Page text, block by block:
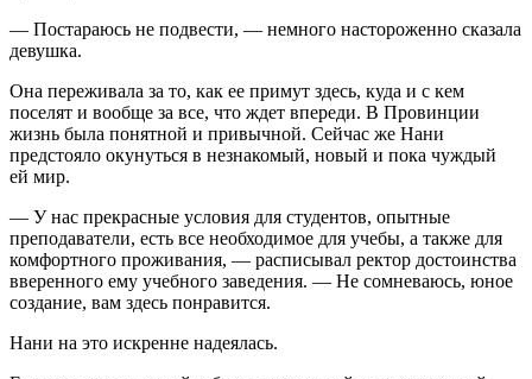
— Постараюсь не подвести, — немного настороженно сказала
девушка.
Она переживала за то, как ее примут здесь, куда и с кем
поселят и вообще за все, что ждет впереди. В Провинции
жизнь была понятной и привычной. Сейчас же Нани
предстояло окунуться в незнакомый, новый и пока чуждый
ей мир.
— У нас прекрасные условия для студентов, опытные
преподаватели, есть все необходимое для учебы, а также для
комфортного проживания, — расписывал ректор достоинства
вверенного ему учебного заведения. — Не сомневаюсь, юное
создание, вам здесь понравится.
Нани на это искренне надеялась.